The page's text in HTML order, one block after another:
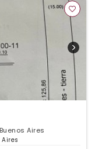
Aires